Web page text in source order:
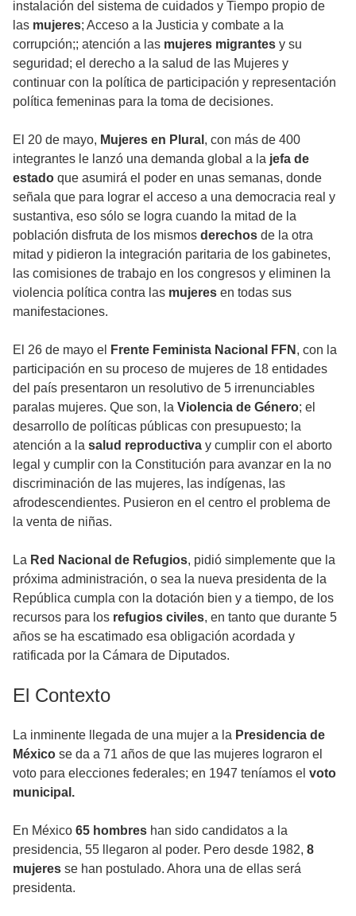
instalación del sistema de cuidados y Tiempo propio de
las mujeres; Acceso a la Justicia y combate a la
corrupción;; atención a las mujeres migrantes y su
seguridad; el derecho a la salud de las Mujeres y
continuar con la política de participación y representación
política femeninas para la toma de decisiones.
El 20 de mayo, Mujeres en Plural , con más de 400
integrantes le lanzó una demanda global a la jefa de
estado que asumirá el poder en unas semanas, donde
señala que para lograr el acceso a una democracia real y
sustantiva, eso sólo se logra cuando la mitad de la
población disfruta de los mismos derechos de la otra
mitad y pidieron la integración paritaria de los gabinetes,
las comisiones de trabajo en los congresos y eliminen la
violencia política contra las mujeres en todas sus
manifestaciones.
El 26 de mayo el Frente Feminista Nacional FFN , con la
participación en su proceso de mujeres de 18 entidades
del país presentaron un resolutivo de 5 irrenunciables
paralas mujeres. Que son, la Violencia de Género; el
desarrollo de políticas públicas con presupuesto; la
atención a la salud reproductiva y cumplir con el aborto
legal y cumplir con la Constitución para avanzar en la no
discriminación de las mujeres, las indígenas, las
afrodescendientes. Pusieron en el centro el problema de
la venta de niñas.
La Red Nacional de Refugios, pidió simplemente que la
próxima administración, o sea la nueva presidenta de la
República cumpla con la dotación bien y a tiempo, de los
recursos para los refugios civiles, en tanto que durante 5
años se ha escatimado esa obligación acordada y
ratificada por la Cámara de Diputados.
El Contexto
La inminente llegada de una mujer a la Presidencia de
México se da a 71 años de que las mujeres lograron el
voto para elecciones federales; en 1947 teníamos el voto
municipal.
En México 65 hombres han sido candidatos a la
presidencia, 55 llegaron al poder. Pero desde 1982, 8
mujeres se han postulado. Ahora una de ellas será
presidenta.